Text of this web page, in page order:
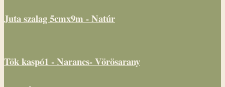
Juta szalag 5cmx9m - Natúr
Tök kaspó1 - Narancs- Vörösarany